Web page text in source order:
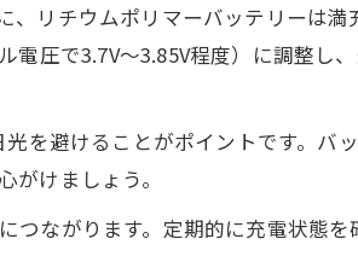
、リチウムポリマーバッテリーは満
圧で3.7V〜3.85V程度）に調整し
を避けることがポイントです。バ
けましょう。
つながります。定期的に充電状態を